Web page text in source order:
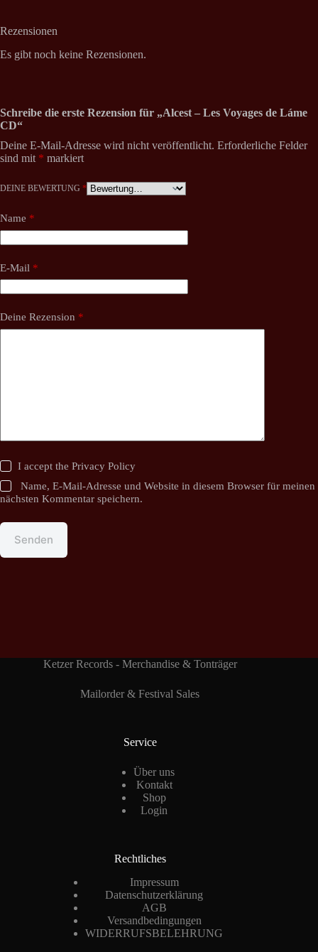
Rezensionen
Es gibt noch keine Rezensionen.
Schreibe die erste Rezension für „Alcest – Les Voyages de Láme
CD“
Deine E-Mail-Adresse wird nicht veröffentlicht. Erforderliche Felder
sind mit * markiert
DEINE BEWERTUNG *
Name *
E-Mail *
Deine Rezension *
I accept thePrivacy Policy
Name, E-Mail-Adresse und Website in diesem Browser für meinen
nächsten Kommentar speichern.
Senden
Ketzer Records - Merchandise & Tonträger
Mailorder & Festival Sales
Service
Über uns
Kontakt
Shop
Login
Rechtliches
Impressum
Datenschutzerklärung
AGB
Versandbedingungen
WIDERRUFSBELEHRUNG